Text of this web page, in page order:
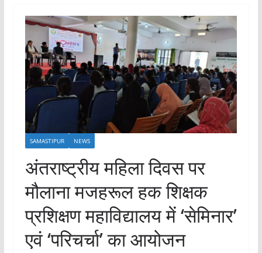
SAMASTIPUR NEWS
अंतराष्ट्रीय महिला दिवस पर
मौलाना मजहरूल हक शिक्षक
प्रशिक्षण महाविद्यालय में ‘सेमिनार’
एवं ‘परिचर्चा’ का आयोजन